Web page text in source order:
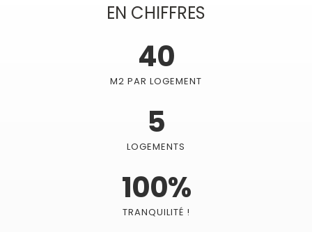
EN CHIFFRES
40
M2 PAR LOGEMENT
5
LOGEMENTS
100%
TRANQUILITÉ !